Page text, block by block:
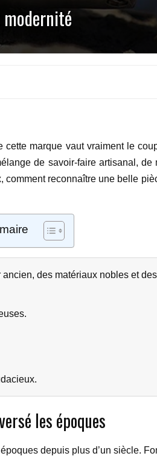
modernité
marque vaut vraiment le
de savoir-faire artisanal,
reconnaître une belle
des matériaux nobles et
les époques
depuis plus d’un siècle.